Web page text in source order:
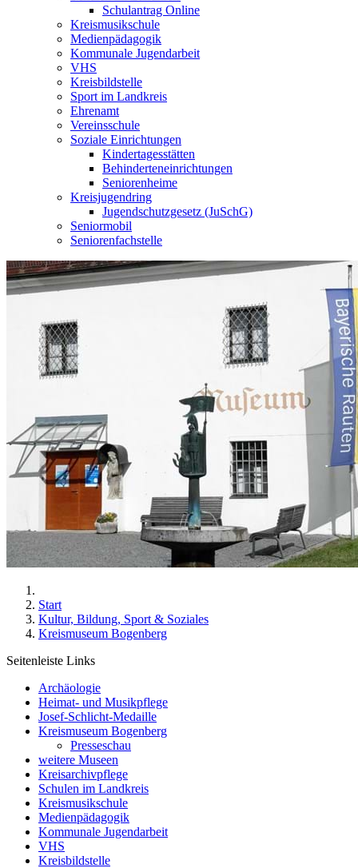
Schulantrag Online
Kreismusikschule
Medienpädagogik
Kommunale Jugendarbeit
VHS
Kreisbildstelle
Sport im Landkreis
Ehrenamt
Vereinsschule
Soziale Einrichtungen
Kindertagesstätten
Behinderteneinrichtungen
Seniorenheime
Kreisjugendring
Jugendschutzgesetz (JuSchG)
Seniormobil
Seniorenfachstelle
Start
Kultur, Bildung, Sport & Soziales
Kreismuseum Bogenberg
Seitenleiste Links
Archäologie
Heimat- und Musikpflege
Josef-Schlicht-Medaille
Kreismuseum Bogenberg
Presseschau
weitere Museen
Kreisarchivpflege
Schulen im Landkreis
Kreismusikschule
Medienpädagogik
Kommunale Jugendarbeit
VHS
Kreisbildstelle